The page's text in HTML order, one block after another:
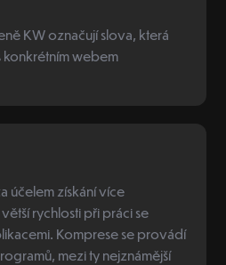
KW označují slova, která
konkrétním webem
účelem získání více
rychlosti při práci se
Komprese se provádí
mezi ty nejznámější